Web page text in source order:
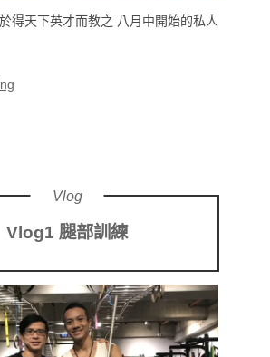
得天下英才而教之 八月中開始的私人
Vlog1 腿部訓練
Vlog